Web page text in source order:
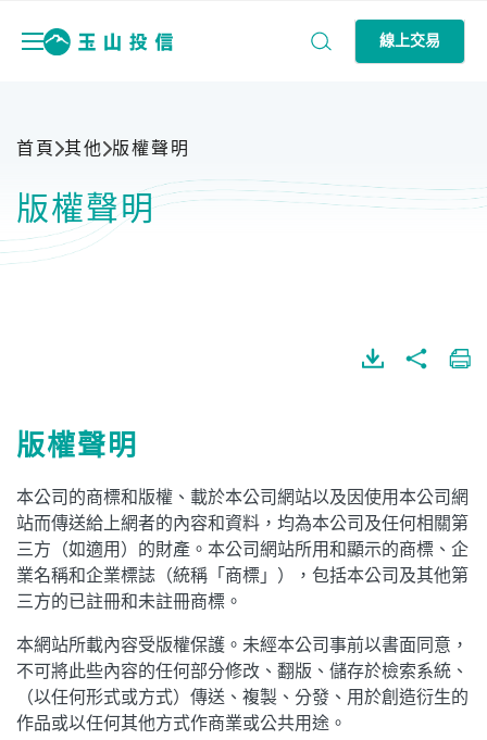
線上交易
首頁 其他 版權聲明
版權聲明
版權聲明
本公司的商標和版權、載於本公司網站以及因使用本公司網
站而傳送給上網者的內容和資料，均為本公司及任何相關第
三方（如適用）的財產。本公司網站所用和顯示的商標、企
業名稱和企業標誌（統稱「商標」），包括本公司及其他第
三方的已註冊和未註冊商標。
本網站所載內容受版權保護。未經本公司事前以書面同意，
不可將此些內容的任何部分修改、翻版、儲存於檢索系統、
（以任何形式或方式）傳送、複製、分發、用於創造衍生的
作品或以任何其他方式作商業或公共用途。